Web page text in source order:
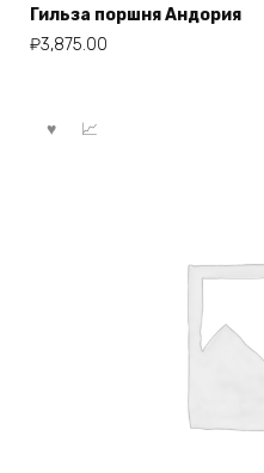
Гильза поршня Андория
₽3,875.00